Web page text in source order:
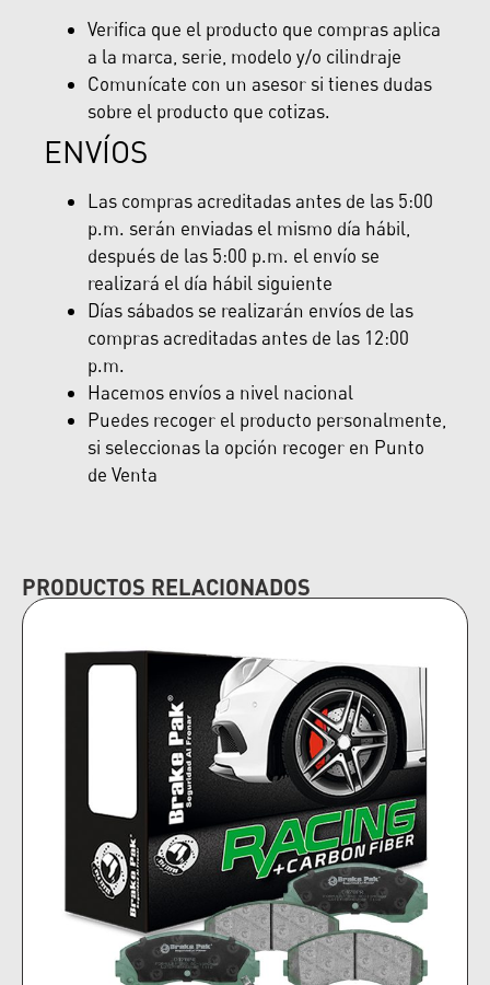
Verifica que el producto que compras aplica
a la marca, serie, modelo y/o cilindraje
Comunícate con un asesor si tienes dudas
sobre el producto que cotizas.
ENVÍOS
Las compras acreditadas antes de las 5:00
p.m. serán enviadas el mismo día hábil,
después de las 5:00 p.m. el envío se
realizará el día hábil siguiente
Días sábados se realizarán envíos de las
compras acreditadas antes de las 12:00
p.m.
Hacemos envíos a nivel nacional
Puedes recoger el producto personalmente,
si seleccionas la opción recoger en Punto
de Venta
PRODUCTOS RELACIONADOS